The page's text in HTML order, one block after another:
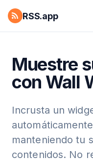
RSS.app
Muestre
con Wall
Incrusta un
manteniendo tu
contenidos. No